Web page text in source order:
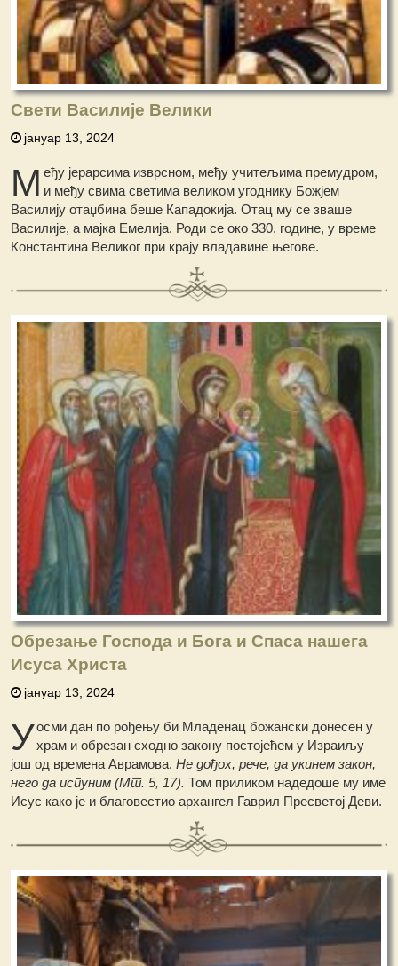
Свети Василије Велики
јануар 13, 2024
М еђу јерарсима изврсном, међу учитељима премудром,
и међу свима светима великом угоднику Божјем
Василију отаџбина беше Кападокија. Отац му сe зваше
Василије, а мајка Емелија. Роди се око 330. године, у време
Константина Великог при крају владавине његове.
Обрезање Господа и Бога и Спаса нашега
Исуса Христа
јануар 13, 2024
Уосми дан по рођењу би Младенац божански донесен у
храм и обрезан сходно закону постојећем у Израиљу
још од времена Аврамова.He дођох, рече, да укинем закон,
него да испуним (Мт. 5, 17). Том приликом надедоше му име
Исус како је и благовестио архангел Гаврил Пресветој Деви.